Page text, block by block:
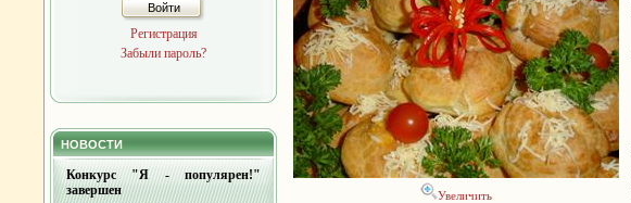
Войти
Регистрация
Забыли пароль?
НОВОСТИ
Конкурс "Я - популярен!"
завершен
Увеличить